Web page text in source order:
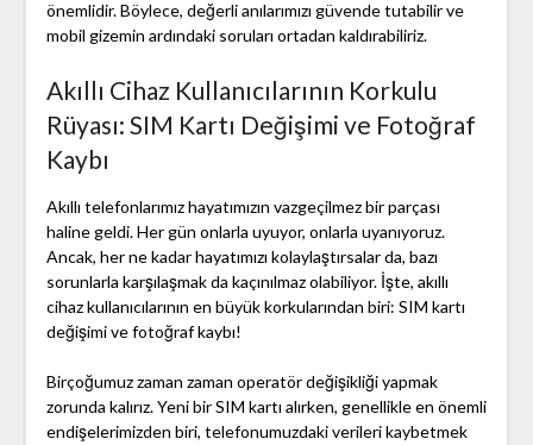
önemlidir. Böylece, değerli anılarımızı güvende tutabilir ve
mobil gizemin ardındaki soruları ortadan kaldırabiliriz.
Akıllı Cihaz Kullanıcılarının Korkulu
Rüyası: SIM Kartı Değişimi ve Fotoğraf
Kaybı
Akıllı telefonlarımız hayatımızın vazgeçilmez bir parçası
haline geldi. Her gün onlarla uyuyor, onlarla uyanıyoruz.
Ancak, her ne kadar hayatımızı kolaylaştırsalar da, bazı
sorunlarla karşılaşmak da kaçınılmaz olabiliyor. İşte, akıllı
cihaz kullanıcılarının en büyük korkularından biri: SIM kartı
değişimi ve fotoğraf kaybı!
Birçoğumuz zaman zaman operatör değişikliği yapmak
zorunda kalırız. Yeni bir SIM kartı alırken, genellikle en önemli
endişelerimizden biri, telefonumuzdaki verileri kaybetmek